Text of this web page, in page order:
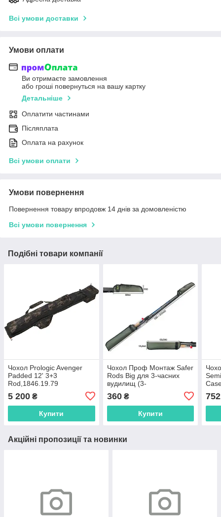
Всі умови доставки
Умови оплати
Ви отримаєте замовлення
або гроші повернуться на вашу картку
Детальніше
Оплатити частинами
Післяплата
Оплата на рахунок
Всі умови оплати
Умови повернення
Повернення товару впродовж 14 днів за домовленістю
Всі умови повернення
Подібні товари компанії
Чохол Prologic Avenger
Padded 12' 3+3
Rod,1846.19.79
5 200 ₴
Купити
Чохол Проф Монтаж Safer
Rods Big для 3-часних
вудилищ (3-
360₴
Купити
752
Акційні пропозиції та новинки